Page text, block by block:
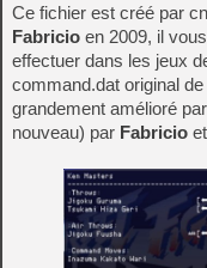
Ce fichier est créé par
Fabricio en 2009, il
effectuer dans les jeux
command.dat original
grandement amélioré
nouveau) par Fabricio